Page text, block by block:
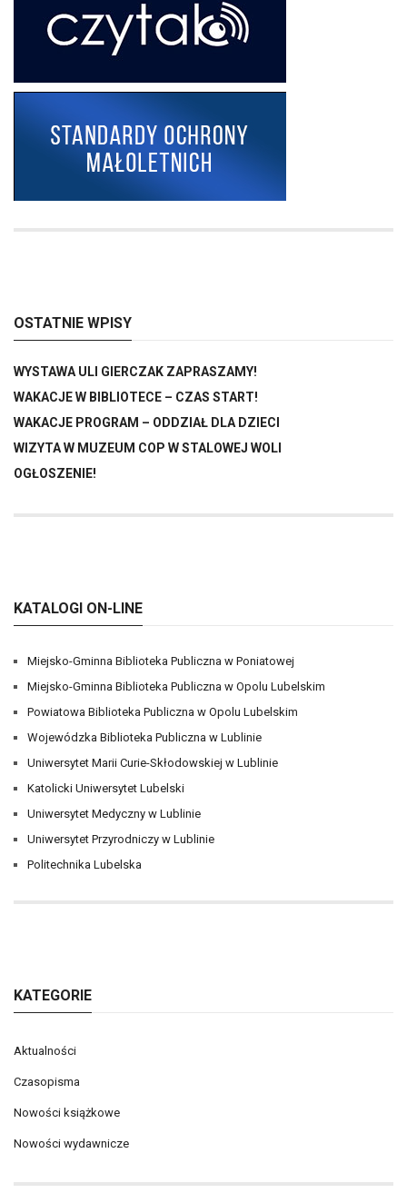
OSTATNIE WPISY
WYSTAWA ULI GIERCZAK ZAPRASZAMY!
WAKACJE W BIBLIOTECE – CZAS START!
WAKACJE PROGRAM – ODDZIAŁ DLA DZIECI
WIZYTA W MUZEUM COP W STALOWEJ WOLI
OGŁOSZENIE!
KATALOGI ON-LINE
Miejsko-Gminna Biblioteka Publiczna w Poniatowej
Miejsko-Gminna Biblioteka Publiczna w Opolu Lubelskim
Powiatowa Biblioteka Publiczna w Opolu Lubelskim
Wojewódzka Biblioteka Publiczna w Lublinie
Uniwersytet Marii Curie-Skłodowskiej w Lublinie
Katolicki Uniwersytet Lubelski
Uniwersytet Medyczny w Lublinie
Uniwersytet Przyrodniczy w Lublinie
Politechnika Lubelska
KATEGORIE
Aktualności
Czasopisma
Nowości książkowe
Nowości wydawnicze